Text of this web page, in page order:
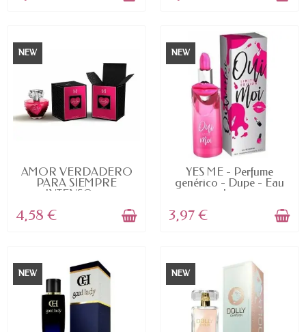
NEW
AVAILABLE
AMOR VERDADERO
PARA SIEMPRE
INTENSO -...
4,58 €
NEW
AVAILABLE
YES ME - Perfume
genérico - Dupe - Eau
de...
3,97 €
NEW NEW